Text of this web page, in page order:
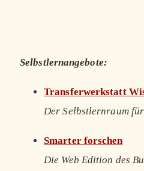
Selbstlernangebote:
Transferwerkstatt
Der Selbstlernraum
Smarter forschen
Die Web Edition des